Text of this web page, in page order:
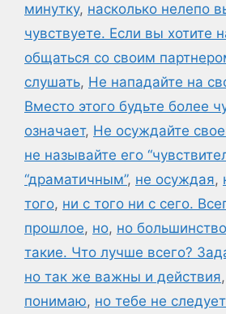
минутку, насколько нелепо
чувствуете. Если вы хотите
общаться со своим
слушать, Не нападайте на
Вместо этого будьте более
означает, Не осуждайте
не называйте его
“драматичным”, не осуждая,
того, ни с того ни с сего.
прошлое, но, но
такие. Что лучше всего?
но так же важны и действия,
понимаю, но тебе не